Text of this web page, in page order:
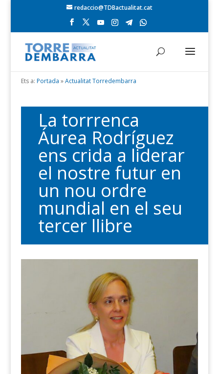
redaccio@TDBactualitat.cat
Ets a: Portada »Actualitat Torredembarra
La torrrenca
Áurea Rodríguez
ens crida a liderar
el nostre futur en
un nou ordre
mundial en el seu
tercer llibre